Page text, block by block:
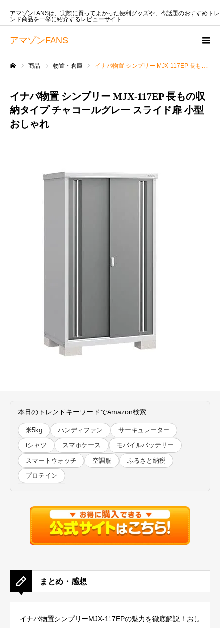
アマゾンFANS
アマゾンFANSは、実際に買ってよかった便利グッズや、今話題のおすすめトレ
ンド商品を一挙に紹介するレビューサイト
商品 物置・倉庫 イナバ物置 シンプリー MJX-117EP 長もの収納タイプ チャコールグレー スライド扉 小型 おしゃれ
イナバ物置 シンプリー MJX-117EP 長もの収
納タイプ チャコールグレー スライド扉 小型
おしゃれ
本日のトレンドキーワードでAmazon検索
米5kg ハンディファン サーキュレーター
tシャツ スマホケース モバイルバッテリー
スマートウォッチ 空調服 ふるさと納税
プロテイン
まとめ・感想
イナバ物置シンプリーMJX-117EPの魅力を徹底解説！おし